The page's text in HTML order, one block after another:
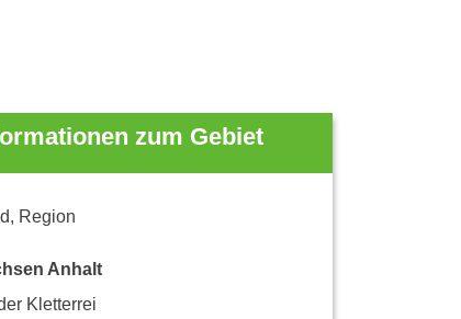
zum Gebiet
Region
Anhalt
Kletterrei